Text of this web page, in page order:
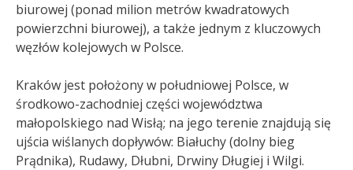
biurowej (ponad milion metrów kwadratowych
powierzchni biurowej), a także jednym z kluczowych
węzłów kolejowych w Polsce.
Kraków jest położony w południowej Polsce, w
środkowo-zachodniej części województwa
małopolskiego nad Wisłą; na jego terenie znajdują się
ujścia wiślanych dopływów: Białuchy (dolny bieg
Prądnika), Rudawy, Dłubni, Drwiny Długiej i Wilgi.